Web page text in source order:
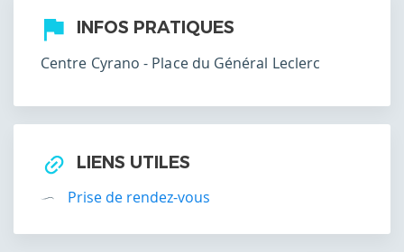
INFOS PRATIQUES
Centre Cyrano - Place du Général Leclerc
LIENS UTILES
Prise de rendez-vous